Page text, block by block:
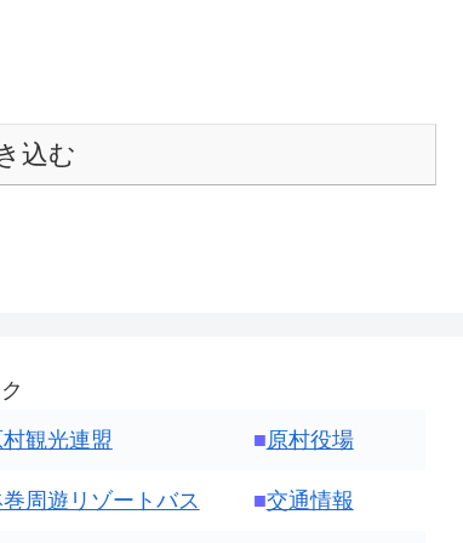
込む
村観光連盟 ■原村役場
周遊リゾートバス ■交通情報